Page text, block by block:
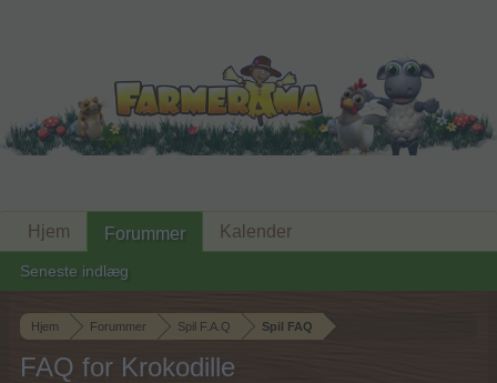
Hjem Forummer Spil F.A.Q Spil FAQ
FAQ for Krokodille
Hjem Forummer
Seneste indlæg
Kalender